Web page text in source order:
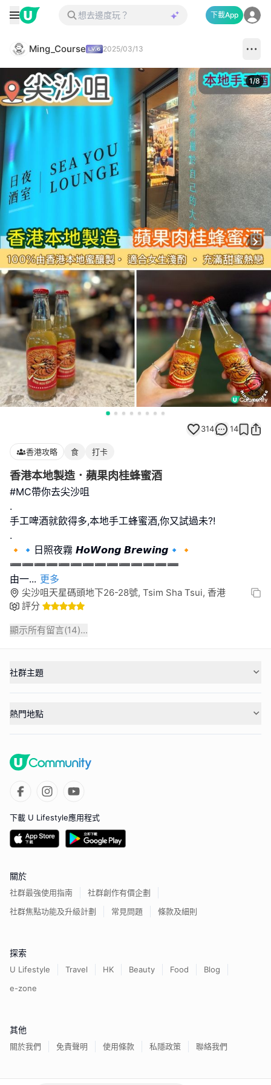
下載App
Ming_Course 2025/03/13
1/8
314 14
香港攻略 食 打卡
香港本地製造．蘋果肉桂蜂蜜酒
#MC帶你去尖沙咀
.
手工啤酒就飲得多,本地手工蜂蜜酒,你又試過未?!
.
🔸🔹日照夜霧 𝙃𝙤𝙒𝙤𝙣𝙜 𝘽𝙧𝙚𝙬𝙞𝙣𝙜🔹🔸
➖➖➖➖➖➖➖➖➖➖➖➖➖➖
由一... 更多
尖沙咀天星碼頭地下26-28號, Tsim Sha Tsui, 香港
評分
顯示所有留言(14)...
社群主題
熱門地點
下載 U Lifestyle應用程式
關於
社群最強使用指南
社群創作有價企劃
社群焦點功能及升級計劃
常見問題 條款及細則
探索
U Lifestyle Travel HK Beauty Food
Blog
e-zone
其他
關於我們 免責聲明 使用條款 私隱政策 聯絡我們